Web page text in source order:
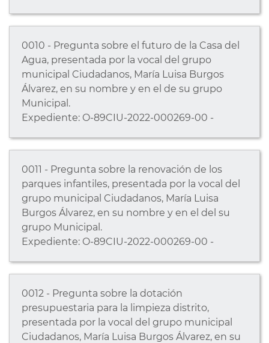
0010 - Pregunta sobre el futuro de la Casa del
Agua, presentada por la vocal del grupo
municipal Ciudadanos, María Luisa Burgos
Álvarez, en su nombre y en el de su grupo
Municipal.
Expediente: O-89CIU-2022-000269-00 -
0011 - Pregunta sobre la renovación de los
parques infantiles, presentada por la vocal del
grupo municipal Ciudadanos, María Luisa
Burgos Álvarez, en su nombre y en el del su
grupo Municipal.
Expediente: O-89CIU-2022-000269-00 -
0012 - Pregunta sobre la dotación
presupuestaria para la limpieza distrito,
presentada por la vocal del grupo municipal
Ciudadanos, María Luisa Burgos Álvarez, en su